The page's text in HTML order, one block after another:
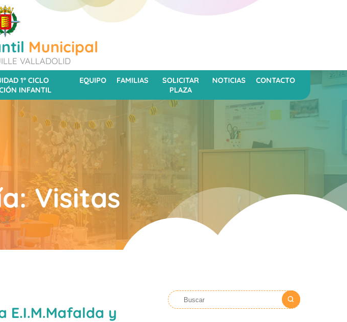
Municipal
VALLADOLID
1º CICLO
INFANTIL
EQUIPO FAMILIAS
SOLICITAR
PLAZA
NOTICIAS CONTACTO
Visitas
E.I.M.Mafalda y